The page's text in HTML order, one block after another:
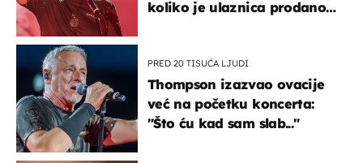
koliko je ulaznica prodano
PRED 20 TISUĆA LJUDI
Thompson izazvao ovacije
već na početku koncerta:
"Što ću kad sam slab..."